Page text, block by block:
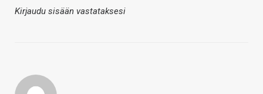
Kirjaudu sisään vastataksesi